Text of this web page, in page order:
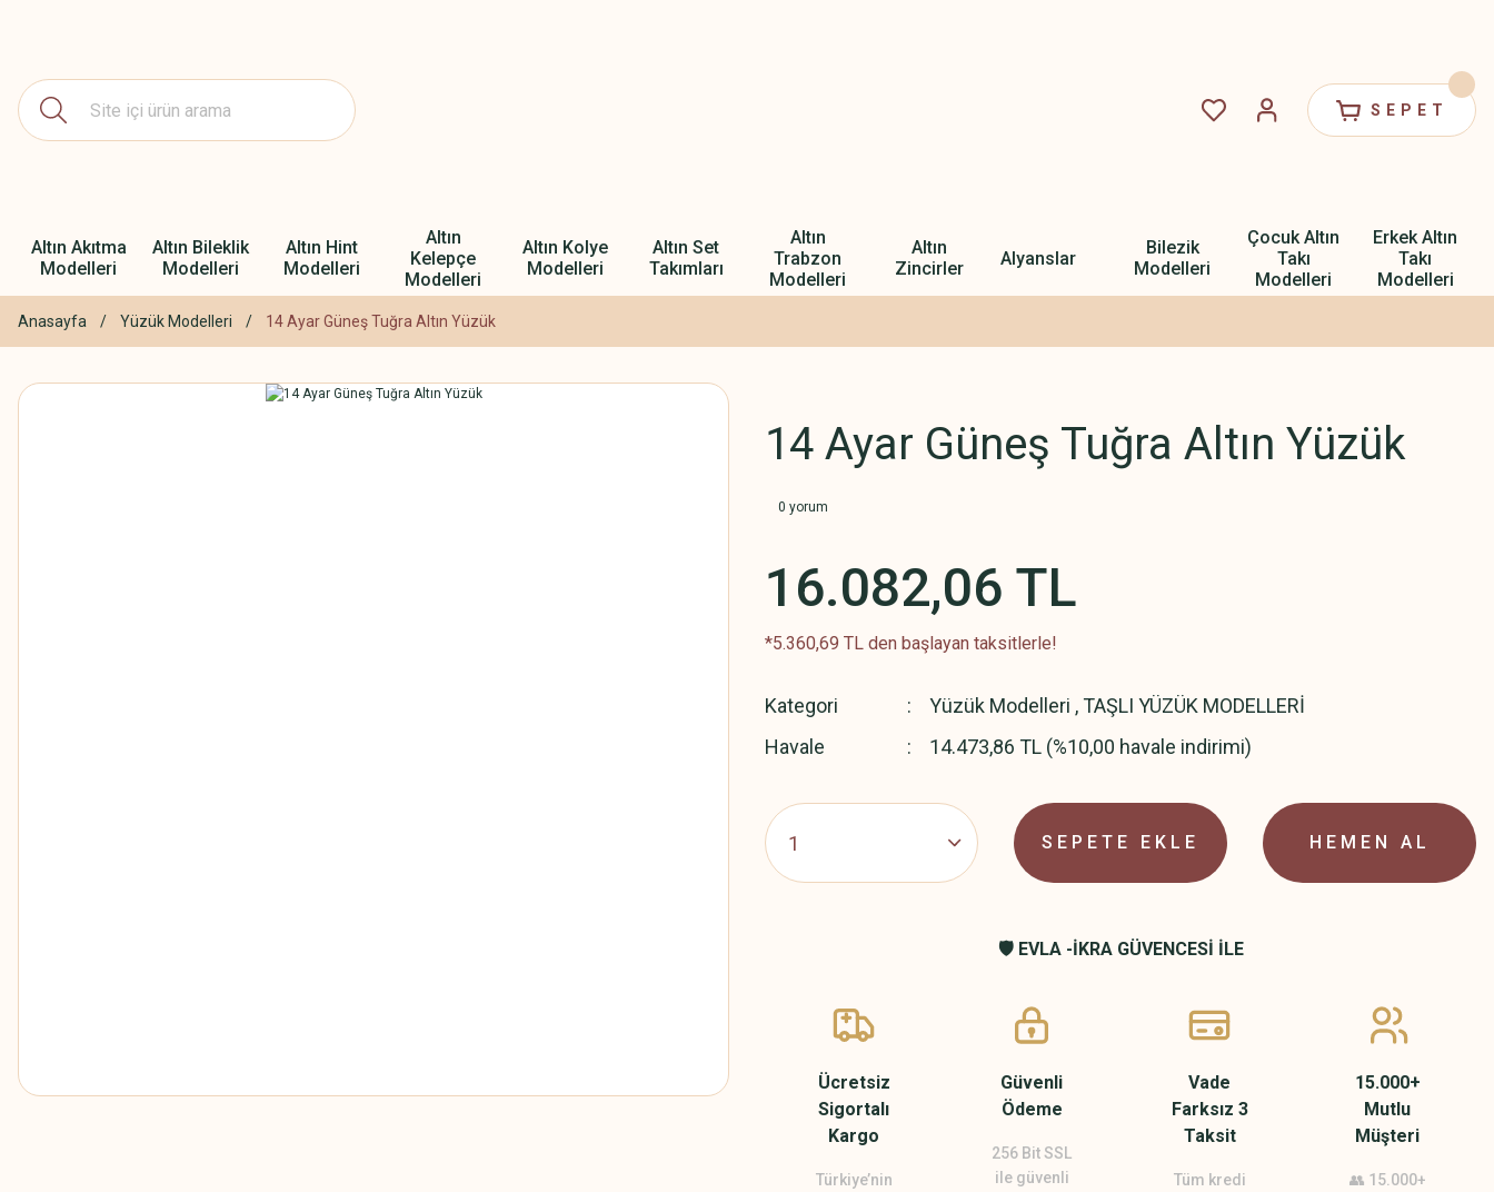
SEPET
Altın Akıtma
Modelleri
Altın Bileklik
Modelleri
Altın Hint
Modelleri
Altın
Kelepçe
Modelleri
Altın Kolye
Modelleri
Altın Set
Takımları
Altın
Trabzon
Modelleri
Altın
Zincirler
Alyanslar
Bilezik
Modelleri
Çocuk Altın
Takı
Modelleri
Erkek Altın
Takı
Modelleri
Anasayfa Yüzük Modelleri 14 Ayar Güneş Tuğra Altın Yüzük
14 Ayar Güneş Tuğra Altın Yüzük
0 yorum
16.082,06 TL
*5.360,69 TL den başlayan taksitlerle!
Kategori Yüzük Modelleri ,TAŞLI YÜZÜK MODELLERİ
Havale
14.473,86 TL (%10,00 havale indirimi)
SEPETE EKLE HEMEN AL
🛡️ EVLA -İKRA GÜVENCESİ İLE
Ücretsiz
Sigortalı
Kargo
Türkiye’nin
Güvenli
Ödeme
256 Bit SSL
ile güvenli
Vade
Farksız 3
Taksit
Tüm kredi
15.000+
Mutlu
Müşteri
👥 15.000+